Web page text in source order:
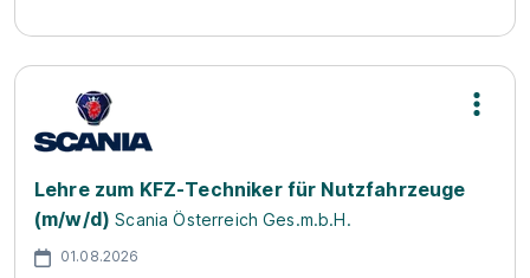
Lehre zum KFZ-Techniker für Nutzfahrzeuge
(m/w/d) Scania Österreich Ges.m.b.H.
01.08.2026